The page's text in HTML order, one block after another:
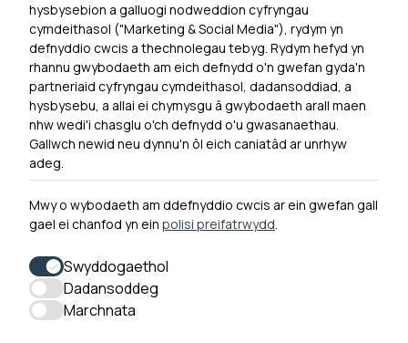
Dewislen Troedyn
Newyddion
Ymuno â ni
Hygyrchedd
Hysbysiad Preifatrwydd
Cysylltu â ni
0300 790 0203 Mae ein llinell ffôn ar agor rhwng 10yb-
4yp Dydd Llun - Dydd Gwener
hysbysebion a galluogi nodweddion cyfryngau
cymdeithasol ("Marketing & Social Media"), rydym yn
defnyddio cwcis a thechnolegau tebyg. Rydym hefyd yn
rhannu gwybodaeth am eich defnydd o'n gwefan gyda'n
partneriaid cyfryngau cymdeithasol, dadansoddiad, a
hysbysebu, a allai ei chymysgu â gwybodaeth arall maen
nhw wedi'i chasglu o'ch defnydd o'u gwasanaethau.
Gallwch newid neu dynnu'n ôl eich caniatâd ar unrhyw
adeg.
Mwy o wybodaeth am ddefnyddio cwcis ar ein gwefan gall
gael ei chanfod yn ein polisi preifatrwydd.
Swyddogaethol
Dadansoddeg
Marchnata